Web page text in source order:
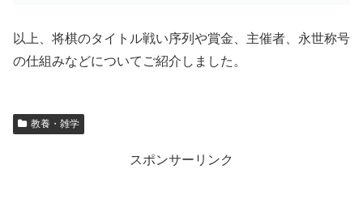
以上、将棋のタイトル戦い序列や賞金、主催者、永世称号
の仕組みなどについてご紹介しました。
教養・雑学
スポンサーリンク